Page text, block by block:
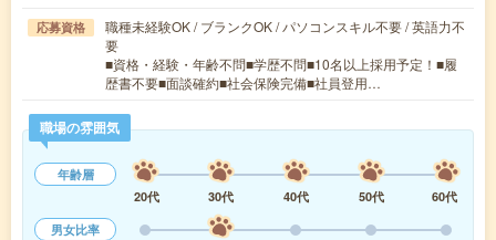
応募資格
職種未経験OK / ブランクOK / パソコンスキル不要 / 英語力不
要
■資格・経験・年齢不問■学歴不問■10名以上採用予定！■履
歴書不要■面談確約■社会保険完備■社員登用…
職場の雰囲気
年齢層
20代
30代 40代 50代
60代
男女比率